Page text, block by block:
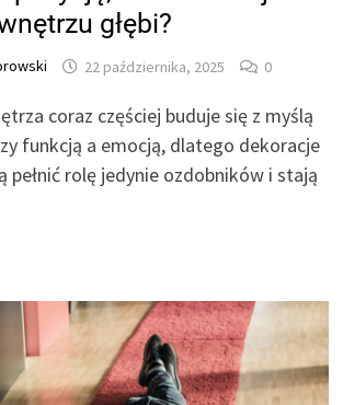
głębi?
22 października, 2025 0
coraz częściej buduje się z myślą
funkcją a emocją, dlatego dekoracje
pełnić rolę jedynie ozdobników i stają